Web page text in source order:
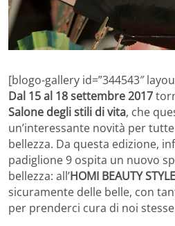
[blogo-gallery id=”344543″
Dal 15 al 18 settembre 2017
Salone degli stili di vita, che
un’interessante novità per
bellezza. Da questa edizione,
padiglione 9 ospita un nuovo
bellezza: all’HOMI BEAUTY STYLE
sicuramente delle belle, con
per prenderci cura di noi